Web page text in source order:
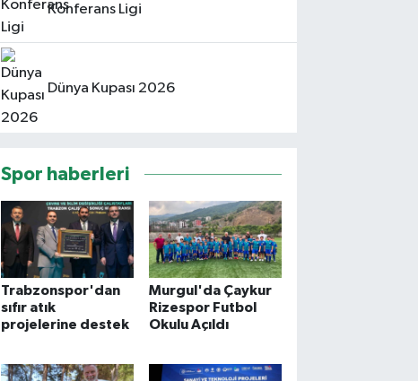
Konferans Ligi
Dünya Kupası 2026
Spor haberleri
Trabzonspor'dan
sıfır atık
projelerine destek
Murgul'da Çaykur
Rizespor Futbol
Okulu Açıldı